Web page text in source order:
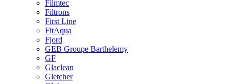
Filmtec
Filtrons
First Line
FitAqua
Fjord
GEB Groupe Barthelemy
GF
Glaclean
Gletcher